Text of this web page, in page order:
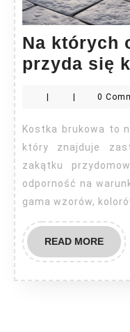
Na których
przyda się
0
Kostka brukowa to niezwykle uniwersalny materiał,
który znajduje
zakątku
odporność na
gama wzorów,
READ MOREREAD
MORE